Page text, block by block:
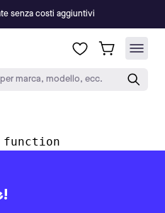
senza costi aggiuntivi
marca, modello, ecc.